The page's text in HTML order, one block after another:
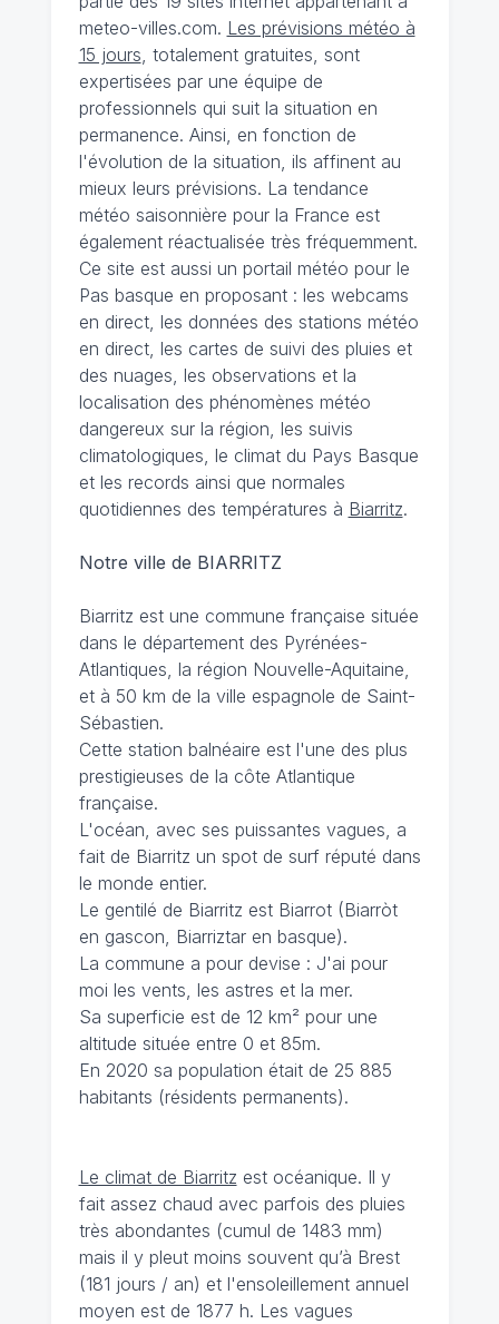
meteo-villes.com. Les prévisions météo à
15 jours , totalement gratuites, sont
expertisées par une équipe de
professionnels qui suit la situation en
permanence. Ainsi, en fonction de
l'évolution de la situation, ils affinent au
mieux leurs prévisions. La tendance
météo saisonnière pour la France est
également réactualisée très fréquemment.
Ce site est aussi un portail météo pour le
Pas basque en proposant : les webcams
en direct, les données des stations météo
en direct, les cartes de suivi des pluies et
des nuages, les observations et la
localisation des phénomènes météo
dangereux sur la région, les suivis
climatologiques, le climat du Pays Basque
et les records ainsi que normales
quotidiennes des températures à Biarritz.
Notre ville de BIARRITZ
Biarritz est une commune française située
dans le département des Pyrénées-
Atlantiques, la région Nouvelle-Aquitaine,
et à 50 km de la ville espagnole de Saint-
Sébastien.
Cette station balnéaire est l'une des plus
prestigieuses de la côte Atlantique
française.
L'océan, avec ses puissantes vagues, a
fait de Biarritz un spot de surf réputé dans
le monde entier.
Le gentilé de Biarritz est Biarrot (Biarròt
en gascon, Biarriztar en basque).
La commune a pour devise : J'ai pour
moi les vents, les astres et la mer.
Sa superficie est de 12 km² pour une
altitude située entre 0 et 85m.
En 2020 sa population était de 25 885
habitants (résidents permanents).
Le climat de Biarritz est océanique. Il y
fait assez chaud avec parfois des pluies
très abondantes (cumul de 1483 mm)
mais il y pleut moins souvent qu’à Brest
(181 jours / an) et l'ensoleillement annuel
moyen est de 1877 h. Les vagues